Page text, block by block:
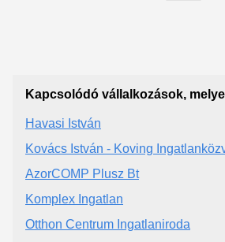
Kapcsolódó vállalkozások,
Havasi István
Kovács István - Koving
AzorCOMP Plusz Bt
Komplex Ingatlan
Otthon Centrum Ingatlaniroda